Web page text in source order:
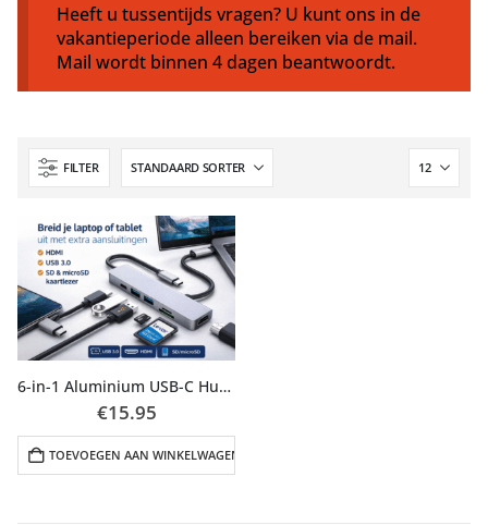
Heeft u tussentijds vragen? U kunt ons in de
vakantieperiode alleen bereiken via de mail.
Mail wordt binnen 4 dagen beantwoordt.
FILTER
6-in-1 Aluminium USB-C Hub met HDMI, USB 3.0 & SD/TF Kaartlezer
€15.95
TOEVOEGEN AAN WINKELWAGEN